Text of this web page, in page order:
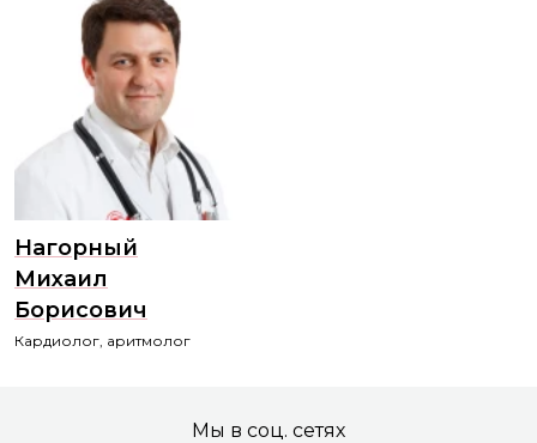
Нагорный
Михаил
Борисович
Кардиолог, аритмолог
Мы в соц. сетях